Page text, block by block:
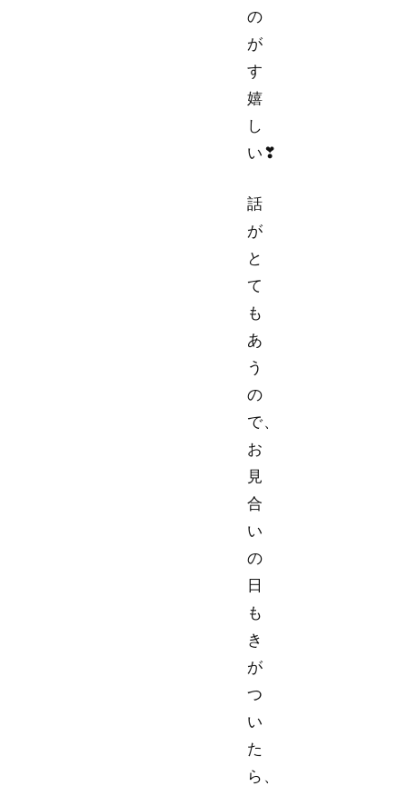
の
が
す
嬉
し
い ❣
話
が
と
て
も
あ
う
の
で、
お
見
合
い
の
日
も
き
が
つ
い
た
ら、